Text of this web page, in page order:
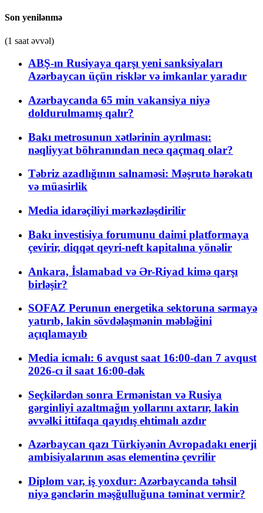
Son yenilənmə
(1 saat əvvəl)
ABŞ-ın Rusiyaya qarşı yeni sanksiyaları
Azərbaycan üçün risklər və imkanlar yaradır
Azərbaycanda 65 min vakansiya niyə
doldurulmamış qalır?
Bakı metrosunun xətlərinin ayrılması:
nəqliyyat böhranından necə qaçmaq olar?
Təbriz azadlığının salnaməsi: Məşrutə hərəkatı
və müasirlik
Media idarəçiliyi mərkəzləşdirilir
Bakı investisiya forumunu daimi platformaya
çevirir, diqqət qeyri-neft kapitalına yönəlir
Ankara, İslamabad və Ər-Riyad kimə qarşı
birləşir?
SOFAZ Perunun energetika sektoruna sərmayə
yatırıb, lakin sövdələşmənin məbləğini
açıqlamayıb
Media icmalı: 6 avqust saat 16:00-dan 7 avqust
2026-cı il saat 16:00-dək
Seçkilərdən sonra Ermənistan və Rusiya
gərginliyi azaltmağın yollarını axtarır, lakin
əvvəlki ittifaqa qayıdış ehtimalı azdır
Azərbaycan qazı Türkiyənin Avropadakı enerji
ambisiyalarının əsas elementinə çevrilir
Diplom var, iş yoxdur: Azərbaycanda təhsil
niyə gənclərin məşğulluğuna təminat vermir?